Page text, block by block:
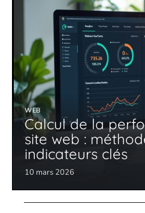
WEB
Calcul de la
site web :
indicateurs clés
10 mars 2026